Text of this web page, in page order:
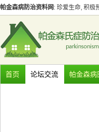
帕金森病防治资料网 : 珍爱生命, 积极
首页 论坛交流 帕金森病